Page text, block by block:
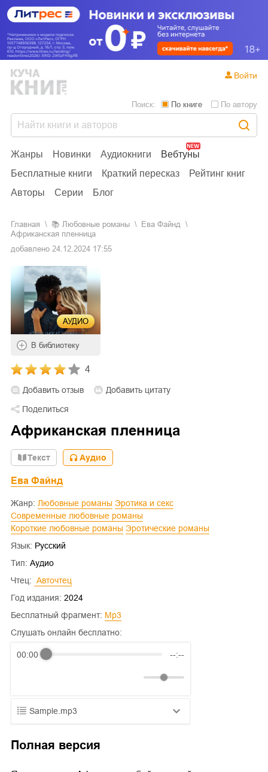
Жанры Новинки Аудиокниги
Вебтуны
Бесплатные книги
Краткий пересказ
Рейтинг книг
Авторы
Серии Блог
Поиск: По книге По автору
Войти
Главная 📚 любовные романы
Ева Файнд
Африканская пленница
добавлено 24.12.2024 17:55
АУДИО
В библиотеку
4
Добавить отзыв
Добавить цитату
Поделиться
Африканская пленница
Текст Аудио
Ева Файнд
Жанр: Любовные романы
Эротика и секс
Современные любовные романы
Короткие любовные романы
Эротические романы
Язык: Русский
Тип: Аудио
Чтец:
Авточтец
Год издания: 2024
Бесплатный фрагмент:
mp3
Слушать онлайн бесплатно:
00:00 --:--
Sample.mp3
Полная версия